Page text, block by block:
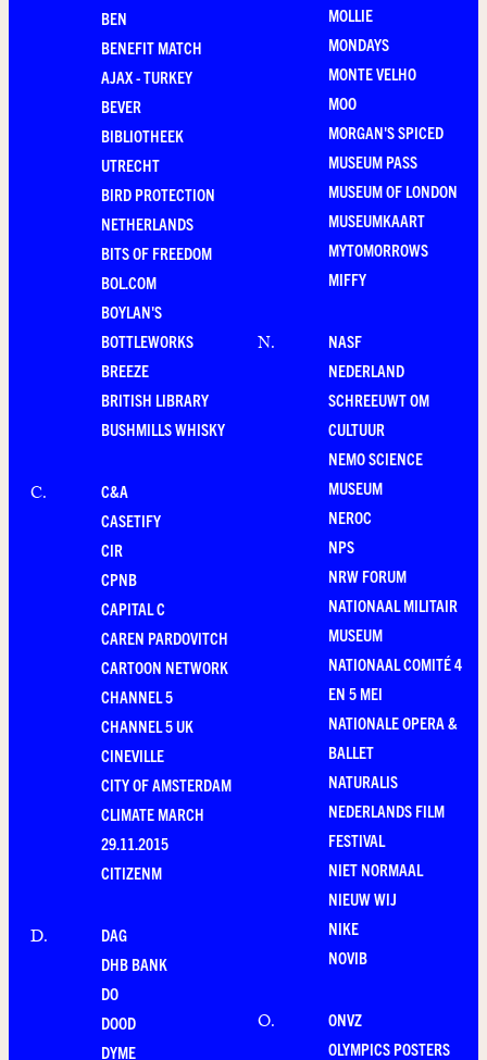
BEN
BENEFIT MATCH
AJAX - TURKEY
BEVER
BIBLIOTHEEK
UTRECHT
BIRD PROTECTION
NETHERLANDS
BITS OF FREEDOM
BOL.COM
BOYLAN'S
BOTTLEWORKS
BREEZE
BRITISH LIBRARY
BUSHMILLS WHISKY
C.
C&A
CASETIFY
CIR
CPNB
CAPITAL C
CAREN PARDOVITCH
CARTOON NETWORK
CHANNEL 5
CHANNEL 5 UK
CINEVILLE
CITY OF AMSTERDAM
CLIMATE MARCH
29.11.2015
CITIZENM
D.
DAG
DHB BANK
DO
DOOD
DYME
MOLLIE
MONDAYS
MONTE VELHO
MOO
MORGAN'S SPICED
MUSEUM PASS
MUSEUM OF LONDON
MUSEUMKAART
MYTOMORROWS
MIFFY
N.
NASF
NEDERLAND
SCHREEUWT OM
CULTUUR
NEMO SCIENCE
MUSEUM
NEROC
NPS
NRW FORUM
NATIONAAL MILITAIR
MUSEUM
NATIONAAL COMITÉ 4
EN 5 MEI
NATIONALE OPERA &
BALLET
NATURALIS
NEDERLANDS FILM
FESTIVAL
NIET NORMAAL
NIEUW WIJ
NIKE
NOVIB
O.
ONVZ
OLYMPICS POSTERS